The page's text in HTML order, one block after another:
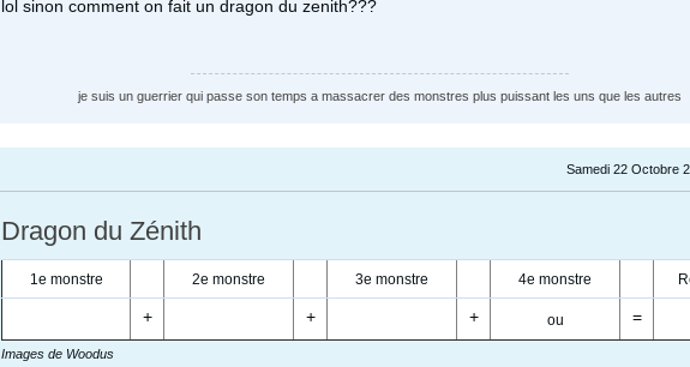
lol sinon comment on fait un dragon du zenith???
je suis un guerrier qui passe son temps a massacrer des monstres plus puissant les uns que les autres
Samedi 22 Octobre
Dragon du Zénith
1e monstre 2e monstre 3e monstre 4e monstre
+ + + ou =
Images de Woodus